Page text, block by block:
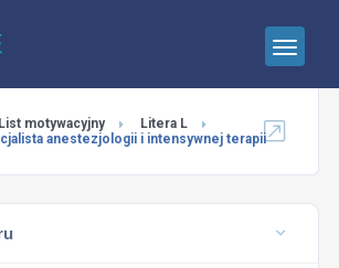
List motywacyjny
Litera L
anestezjologii i intensywnej terapii